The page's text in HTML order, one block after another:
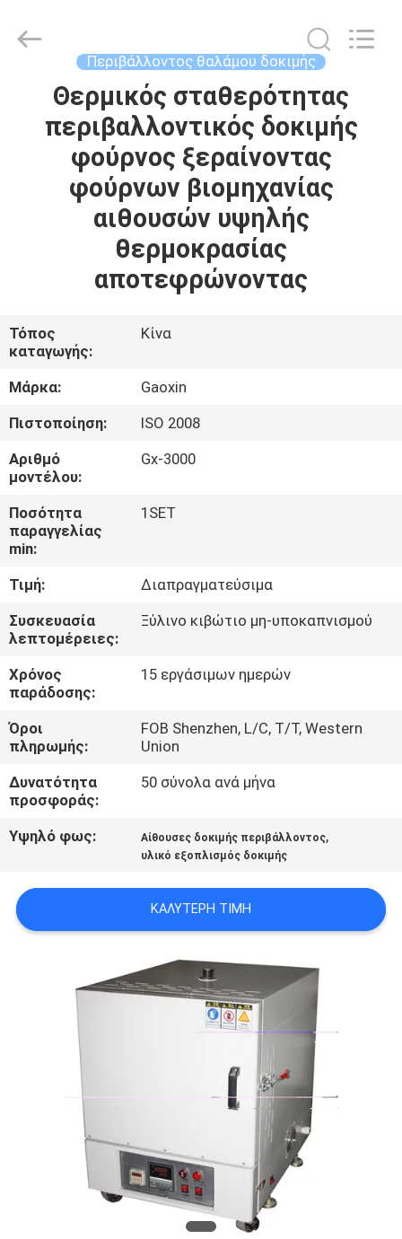
ΣΠΊΤΙ
ΠΡΟΪΌΝΤΑ
ΠΕΡΊΠΟΥ
ΕΡΓΟΣΤΑΣΊΩΝ
ΠΟΙΟΤΙΚΌΣ
ΈΛΕΓΧΟΣ
ΜΑΣ
ΕΛΆΤΕ
ΣΕ
ΜΕ
ΕΙΔΉΣΕΙΣ
ΖΗΤΉΣΤΕ
ΈΝΑ
ΑΠΌΣΠΑΣΜΑ
SITEMAP
PRIVACY
POLICY
Rights
Περιβάλλοντος θαλάμου δοκιμής
Θερμικός σταθερότητας
περιβαλλοντικός δοκιμής
φούρνος ξεραίνοντας
φούρνων βιομηχανίας
αιθουσών υψηλής
θερμοκρασίας
αποτεφρώνοντας
Τόπος
καταγωγής:
Κίνα
Μάρκα:
Gaoxin
Πιστοποίηση:
ISO 2008
Αριθμό
μοντέλου:
Gx-3000
Ποσότητα
παραγγελίας
min:
1SET
Τιμή:
Διαπραγματεύσιμα
Συσκευασία
λεπτομέρειες:
Ξύλινο κιβώτιο μη-υποκαπνισμού
Χρόνος
παράδοσης:
15 εργάσιμων ημερών
Όροι
πληρωμής:
FOB Shenzhen, L/C, T/T, Western
Union
Δυνατότητα
προσφοράς:
50 σύνολα ανά μήνα
Υψηλό φως: Αίθουσες δοκιμής περιβάλλοντος,
υλικό εξοπλισμός δοκιμής
ΚΑΛΎΤΕΡΗ ΤΙΜΉ